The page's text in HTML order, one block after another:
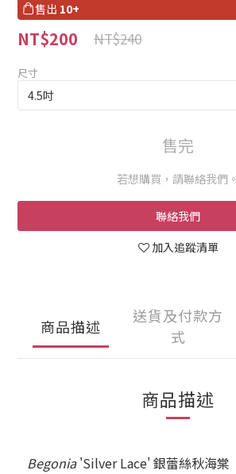
售出 10+
NT$200 NT$240
尺寸
售完
若想購買，請聯絡我們。
聯絡我們
加入追蹤清單
商品描述
送貨及付款方
式
商品描述
Begonia'Silver Lace' 銀蕾絲秋海棠